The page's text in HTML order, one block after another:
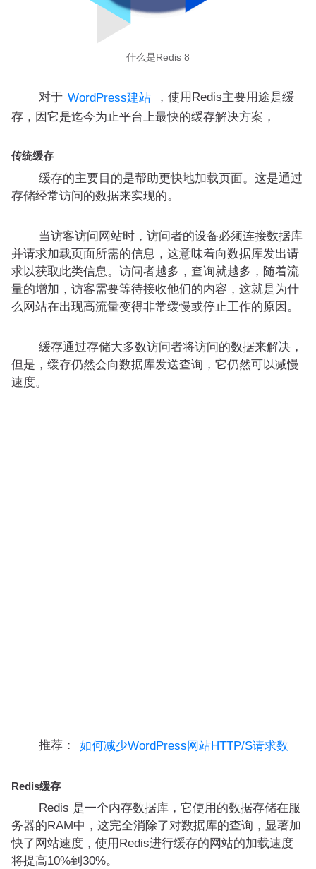
什么是Redis 8
对于 WordPress建站
，使用Redis主要用途是缓
存，因它是迄今为止平台上最快的缓存解决方案，
传统缓存
缓存的主要目的是帮助更快地加载页面。这是通过
存储经常访问的数据来实现的。
当访客访问网站时，访问者的设备必须连接数据库
并请求加载页面所需的信息，这意味着向数据库发出请
求以获取此类信息。访问者越多，查询就越多，随着流
量的增加，访客需要等待接收他们的内容，这就是为什
么网站在出现高流量变得非常缓慢或停止工作的原因。
缓存通过存储大多数访问者将访问的数据来解决，
但是，缓存仍然会向数据库发送查询，它仍然可以减慢
速度。
推荐： 如何减少WordPress网站HTTP/S请求数
Redis缓存
Redis 是一个内存数据库，它使用的数据存储在服
务器的RAM中，这完全消除了对数据库的查询，显著加
快了网站速度，使用Redis进行缓存的网站的加载速度
将提高10%到30%。